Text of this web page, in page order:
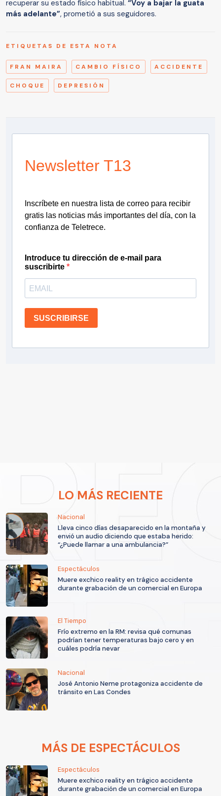
recuperar su estado físico habitual. “Voy a bajar la guata
más adelante”, prometió a sus seguidores.
ETIQUETAS DE ESTA NOTA
FRAN MAIRA CAMBIO FÍSICO ACCIDENTE
CHOQUE DEPRESIÓN
Newsletter T13
Inscríbete en nuestra lista de correo para recibir
gratis las noticias más importantes del día, con la
confianza de Teletrece.
Introduce tu dirección de e-mail para
suscribirte
SUSCRIBIRSE
LO MÁS RECIENTE
Nacional
Lleva cinco días desaparecido en la montaña y
envió un audio diciendo que estaba herido:
“¿Puede llamar a una ambulancia?”
Espectáculos
Muere exchico reality en trágico accidente
durante grabación de un comercial en Europa
El Tiempo
Frío extremo en la RM: revisa qué comunas
podrían tener temperaturas bajo cero y en
cuáles podría nevar
Nacional
José Antonio Neme protagoniza accidente de
tránsito en Las Condes
MÁS DE ESPECTÁCULOS
Espectáculos
Muere exchico reality en trágico accidente
durante grabación de un comercial en Europa